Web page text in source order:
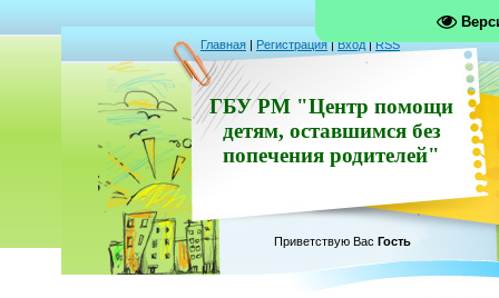
Главная | Регистрация|Вход|RSS
ГБУ РМ "Центр помощи
детям, оставшимся без
попечения родителей"
Приветствую Вас Гость